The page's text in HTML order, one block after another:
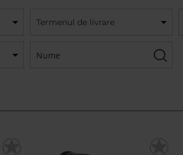
Termenul de livrare
Filtru